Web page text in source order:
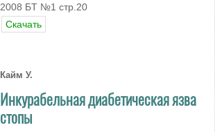
2008 БT №1 стр.20
Скачать
Кайм У.
Инкурабельная диабетическая язва
стопы